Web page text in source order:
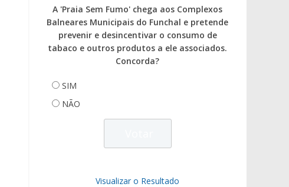
A 'Praia Sem Fumo' chega aos Complexos
Balneares Municipais do Funchal e pretende
prevenir e desincentivar o consumo de
tabaco e outros produtos a ele associados.
Concorda?
SIM
NÃO
Visualizar o Resultado